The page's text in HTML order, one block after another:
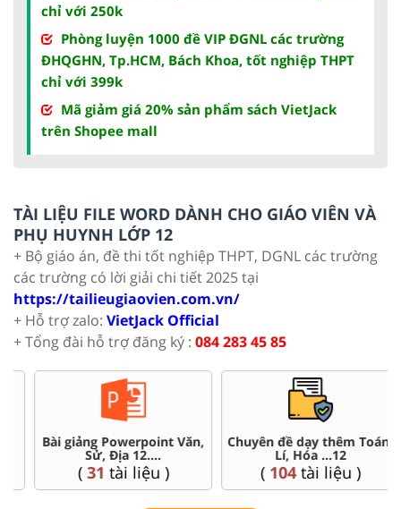
chỉ với 250k
Phòng luyện 1000 đề VIP ĐGNL các trường
ĐHQGHN, Tp.HCM, Bách Khoa, tốt nghiệp THPT
chỉ với 399k
Mã giảm giá 20% sản phẩm sách VietJack
trên Shopee mall
TÀI LIỆU FILE WORD DÀNH CHO GIÁO VIÊN VÀ
PHỤ HUYNH LỚP 12
+ Bộ giáo án, đề thi tốt nghiệp THPT, DGNL các trường
các trường có lời giải chi tiết 2025 tại
https://tailieugiaovien.com.vn/
+ Hỗ trợ zalo: VietJack Official
+ Tổng đài hỗ trợ đăng ký : 084 283 45 85
Chuyên đề dạy thêm Toán,
Lí, Hóa ...12
104tài liệu )
Đề thi HSG 12
4 tài liệu )